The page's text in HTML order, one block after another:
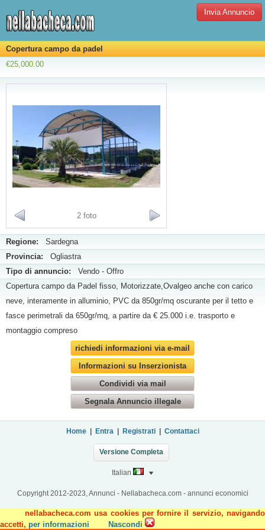
nellabacheca.com usa cookies per fornire il servizio, navigando
accetti, per informazioni Nascondi
Invia Annuncio
Copertura campo da padel
€25,000.00
2 foto
Regione: Sardegna
Provincia: Ogliastra
Tipo di annuncio: Vendo - Offro
Copertura campo da Padel fisso, Motorizzate,Ovalgeo anche con carico
neve, interamente in alluminio, PVC da 850gr/mq oscurante per il tetto e
fasce perimetrali da 650gr/mq, a partire da € 25.000 i.e. trasporto e
montaggio compreso
richiedi informazioni via e-mail
Informazioni su Inserzionista
Condividi via mail
Segnala Annuncio illegale
Home| Entra Registrati| Contattaci
Versione Completa
Italian
Copyright 2012-2023, Annunci - Nellabacheca.com - annunci economici